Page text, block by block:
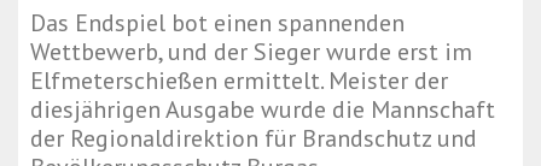
Das Endspiel bot einen spannenden
Wettbewerb, und der Sieger wurde erst im
Elfmeterschießen ermittelt. Meister der
diesjährigen Ausgabe wurde die Mannschaft
der Regionaldirektion für Brandschutz und